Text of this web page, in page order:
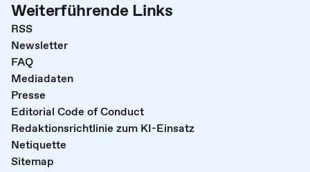
Weiterführende Links
RSS
Newsletter
FAQ
Mediadaten
Presse
Editorial Code of Conduct
Redaktionsrichtlinie zum KI-Einsatz
Netiquette
Sitemap